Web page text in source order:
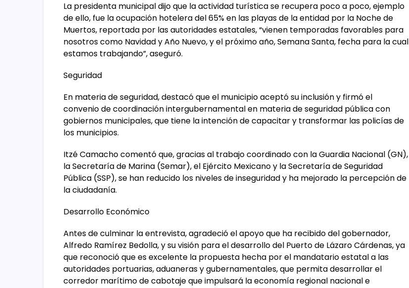
La presidenta municipal dijo que la actividad turística se recupera poco a poco, ejemplo
de ello, fue la ocupación hotelera del 65% en las playas de la entidad por la Noche de
Muertos, reportada por las autoridades estatales, “vienen temporadas favorables para
nosotros como Navidad y Año Nuevo, y el próximo año, Semana Santa, fecha para la cual
estamos trabajando”, aseguró.
Seguridad
En materia de seguridad, destacó que el municipio aceptó su inclusión y firmó el
convenio de coordinación intergubernamental en materia de seguridad pública con
gobiernos municipales, que tiene la intención de capacitar y transformar las policías de
los municipios.
Itzé Camacho comentó que, gracias al trabajo coordinado con la Guardia Nacional (GN),
la Secretaría de Marina (Semar), el Ejército Mexicano y la Secretaría de Seguridad
Pública (SSP), se han reducido los niveles de inseguridad y ha mejorado la percepción de
la ciudadanía.
Desarrollo Económico
Antes de culminar la entrevista, agradeció el apoyo que ha recibido del gobernador,
Alfredo Ramírez Bedolla, y su visión para el desarrollo del Puerto de Lázaro Cárdenas, ya
que reconoció que es excelente la propuesta hecha por el mandatario estatal a las
autoridades portuarias, aduaneras y gubernamentales, que permita desarrollar el
corredor marítimo de cabotaje que impulsará la economía regional nacional e